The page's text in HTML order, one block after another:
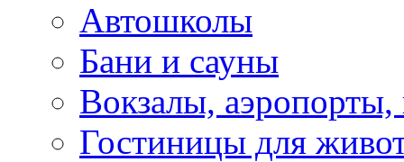
Автошколы
Бани и сауны
Вокзалы,
Гостиницы для